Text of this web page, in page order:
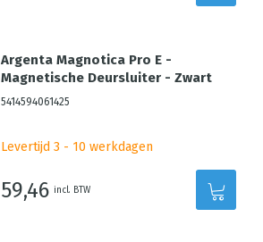
Argenta Magnotica Pro E -
Magnetische Deursluiter - Zwart
5414594061425
Levertijd 3 - 10 werkdagen
59,46 incl. BTW